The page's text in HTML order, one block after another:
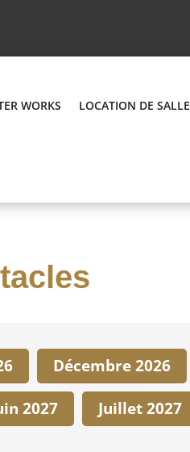
WORKS LOCATION DE SALLE
Décembre 2026
2027 Juillet 2027